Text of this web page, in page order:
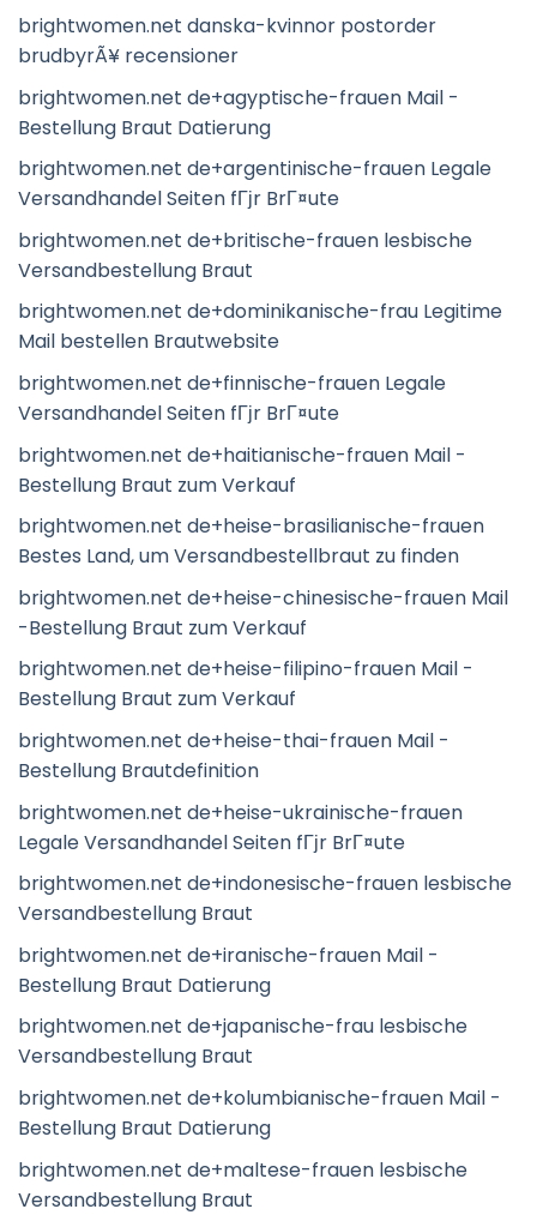
brightwomen.net danska-kvinnor postorder
brudbyrÃ¥ recensioner
brightwomen.net de+agyptische-frauen Mail -
Bestellung Braut Datierung
brightwomen.net de+argentinische-frauen Legale
Versandhandel Seiten fГјr BrГ¤ute
brightwomen.net de+britische-frauen lesbische
Versandbestellung Braut
brightwomen.net de+dominikanische-frau Legitime
Mail bestellen Brautwebsite
brightwomen.net de+finnische-frauen Legale
Versandhandel Seiten fГјr BrГ¤ute
brightwomen.net de+haitianische-frauen Mail -
Bestellung Braut zum Verkauf
brightwomen.net de+heise-brasilianische-frauen
Bestes Land, um Versandbestellbraut zu finden
brightwomen.net de+heise-chinesische-frauen Mail
-Bestellung Braut zum Verkauf
brightwomen.net de+heise-filipino-frauen Mail -
Bestellung Braut zum Verkauf
brightwomen.net de+heise-thai-frauen Mail -
Bestellung Brautdefinition
brightwomen.net de+heise-ukrainische-frauen
Legale Versandhandel Seiten fГјr BrГ¤ute
brightwomen.net de+indonesische-frauen lesbische
Versandbestellung Braut
brightwomen.net de+iranische-frauen Mail -
Bestellung Braut Datierung
brightwomen.net de+japanische-frau lesbische
Versandbestellung Braut
brightwomen.net de+kolumbianische-frauen Mail -
Bestellung Braut Datierung
brightwomen.net de+maltese-frauen lesbische
Versandbestellung Braut